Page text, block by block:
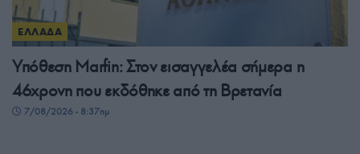
ΕΛΛΑΔΑ
Υπόθεση Marfin: Στον εισαγγελέα σήμερα η
46χρονη που εκδόθηκε από τη Βρετανία
7/08/2026 - 8:37πμ